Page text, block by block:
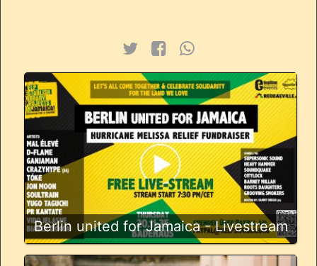
Berlin united for Jamaica - Livestream